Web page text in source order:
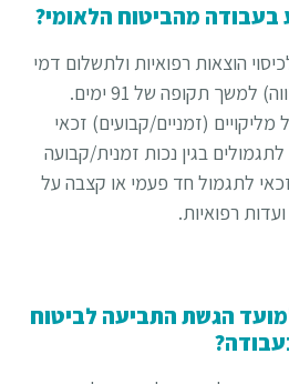
בעבודה מהביטוח הלאומי?
הוצאות רפואיות ולתשלום דמי
פגיעה (75% מהשכר המדווה) למשך תקופה של 91 ימים.
מליקויים (זמניים/קבועים) זכאי
בגין נכות זמנית/קבועה
לתגמול חד פעמי או קצבה על
רפואיות.
הגשת התביעה לביטוח